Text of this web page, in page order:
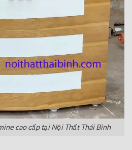
cao cấp tại Nội Thất Thái Bình